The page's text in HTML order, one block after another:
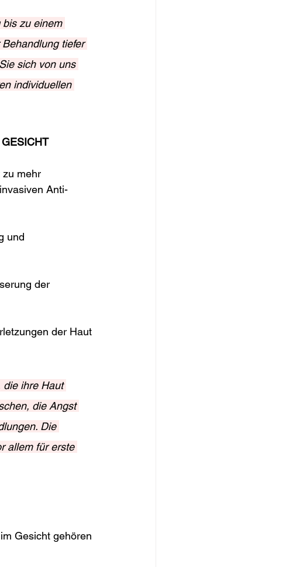
bis zu einem
tiefer
sich von uns
individuellen
zu mehr
Anti-
und
der
der Haut
die ihre Haut
die Angst
Die
allem für erste
Gesicht gehören